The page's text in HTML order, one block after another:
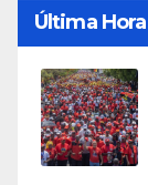
Última Hora